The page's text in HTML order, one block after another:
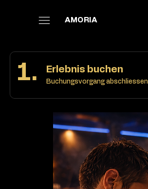
AMORIA
1. Erlebnis buchen
Buchungsvorgang abschliessen